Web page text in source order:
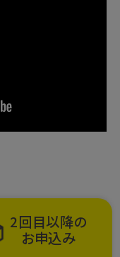
2回目以降の
お申込み